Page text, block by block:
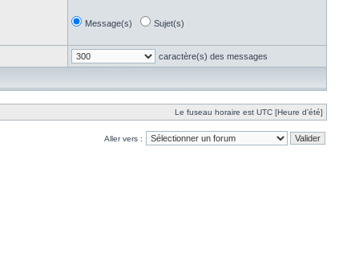
Message(s) Sujet(s)
caractère(s) des messages
Le fuseau horaire est UTC [Heure d’été]
Aller vers :